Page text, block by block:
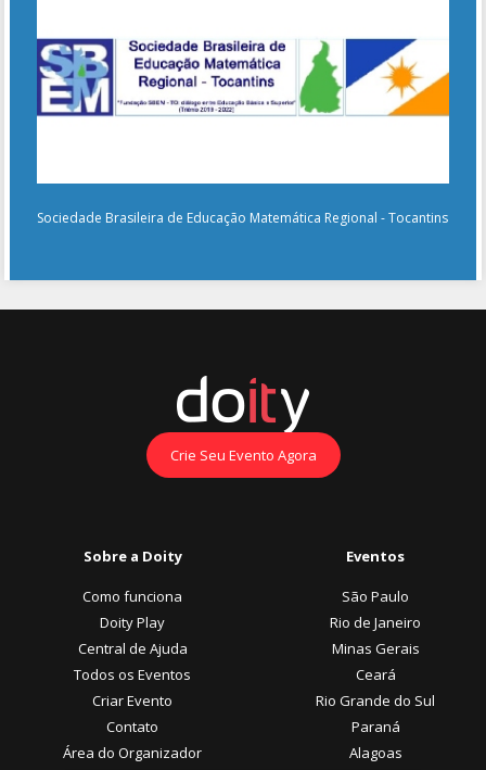
Sociedade Brasileira de Educação Matemática Regional - Tocantins
Crie Seu Evento Agora
Sobre a Doity
Como funciona
Doity Play
Central de Ajuda
Todos os Eventos
Criar Evento
Contato
Área do Organizador
Eventos
São Paulo
Rio de Janeiro
Minas Gerais
Ceará
Rio Grande do Sul
Paraná
Alagoas